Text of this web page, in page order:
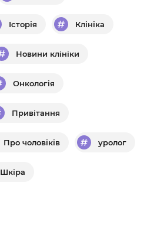
Історія Клініка
Новини клініки
Онкологія
Привітання
Про чоловіків уролог
Шкіра